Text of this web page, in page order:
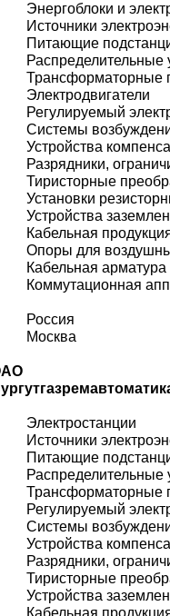
Энергоблоки и
Источники
Питающие
Распределительные
Трансформаторные
Электродвигатели
Регулируемый
Системы
Устройства
Разрядники,
Тиристорные
Установки
Устройства
Кабельная
Опоры для
Кабельная арматура
Коммутационная
Россия
Москва
Электростанции
Источники
Питающие
Распределительные
Трансформаторные
Регулируемый
Системы
Устройства
Разрядники,
Тиристорные
Устройства
Кабельная